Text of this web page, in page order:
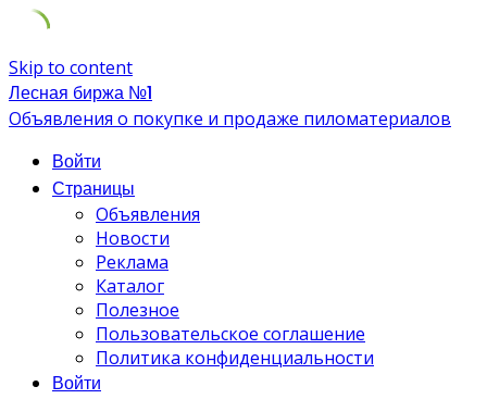
Skip to content
Лесная биржа №1
Объявления о покупке и продаже пиломатериалов
Войти
Страницы
Объявления
Новости
Реклама
Каталог
Полезное
Пользовательское соглашение
Политика конфиденциальности
Войти